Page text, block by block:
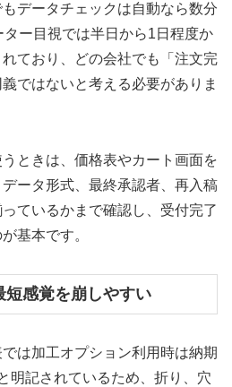
データチェックは自動なら数分
ー目視では半日から1日程度か
ており、どの会社でも「注文完
ではないと考える必要がありま
ときは、価格表やカート画面を
ータ形式、最終承認者、再入稿
ているかまで確認し、受付完了
基本です。
短感覚を崩しやすい
は加工オプション利用時は納期
明記されているため、折り、穴